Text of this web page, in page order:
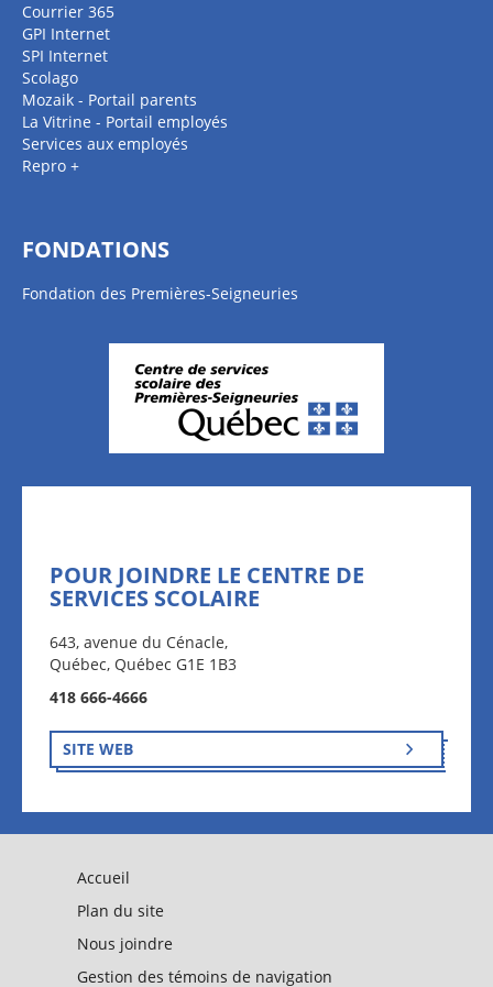
Courrier 365
GPI Internet
SPI Internet
Scolago
Mozaik - Portail parents
La Vitrine - Portail employés
Services aux employés
Repro +
FONDATIONS
Fondation des Premières-Seigneuries
POUR JOINDRE LE CENTRE DE
SERVICES SCOLAIRE
643, avenue du Cénacle,
Québec, Québec G1E 1B3
418 666-4666
SITE WEB
Accueil
Plan du site
Nous joindre
Gestion des témoins de navigation